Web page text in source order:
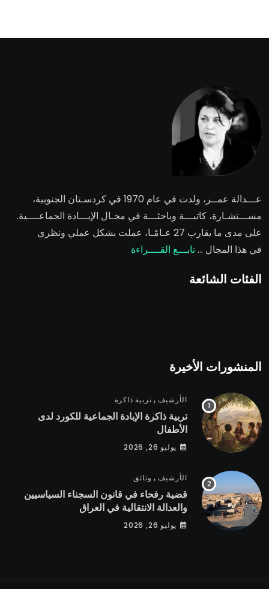
عـــدالة عمــر ، ولدت في عام 1970 في كردسـتان الجنوبية،
مســـتشـارة، كاتبـــة وباحثـــة في مجـال الإبـــادة الجماعــــية.
على مدى ما يقارب 27 عـامًـا، عملت بشكل عملي ونظري
في هذا المجال …تابـــع القــــراءة
الفئات الشائعة
المنشورات الأخيرة
الأرشيف, تربية ذاكرة
تربية ذاكرة الإبادة الجماعية للكورد لدى
الأطفال
يوليو 26, 2026
الأرشيف, وثائق
قضية رفحاء في قانون السجناء السياسيين
والعدالة الانتقالية في العراق
يوليو 26, 2026